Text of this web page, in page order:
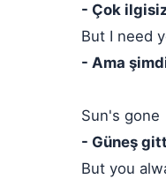
- Çok
But I need
- Ama
Sun's gone
- Güneş
But you